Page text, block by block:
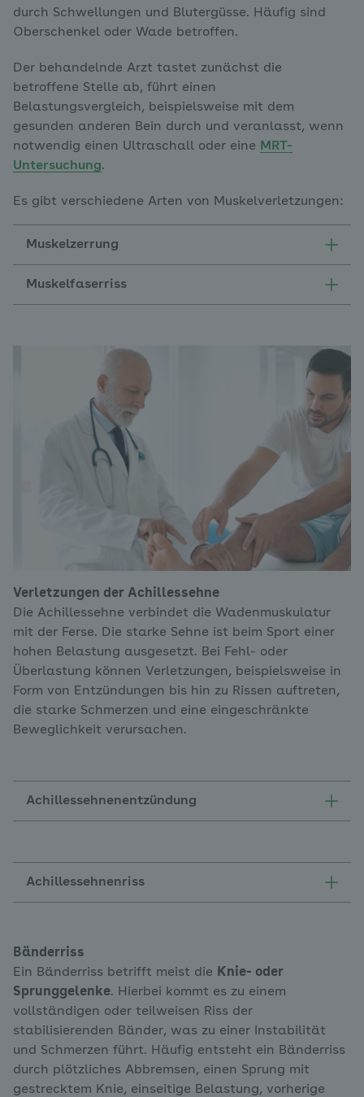
durch Schwellungen und Blutergüsse. Häufig sind
Oberschenkel oder Wade betroffen.
Der behandelnde Arzt tastet zunächst die
betroffene Stelle ab, führt einen
Belastungsvergleich, beispielsweise mit dem
gesunden anderen Bein durch und veranlasst, wenn
notwendig einen Ultraschall oder eine MRT-
Untersuchung.
Es gibt verschiedene Arten von Muskelverletzungen:
Muskelzerrung
Muskelfaserriss
Verletzungen der Achillessehne
Die Achillessehne verbindet die Wadenmuskulatur
mit der Ferse. Die starke Sehne ist beim Sport einer
hohen Belastung ausgesetzt. Bei Fehl- oder
Überlastung können Verletzungen, beispielsweise in
Form von Entzündungen bis hin zu Rissen auftreten,
die starke Schmerzen und eine eingeschränkte
Beweglichkeit verursachen.
Achillessehnenentzündung
Achillessehnenriss
Bänderriss
Ein Bänderriss betrifft meist die Knie- oder
Sprunggelenke. Hierbei kommt es zu einem
vollständigen oder teilweisen Riss der
stabilisierenden Bänder, was zu einer Instabilität
und Schmerzen führt. Häufig entsteht ein Bänderriss
durch plötzliches Abbremsen, einen Sprung mit
gestrecktem Knie, einseitige Belastung, vorherige